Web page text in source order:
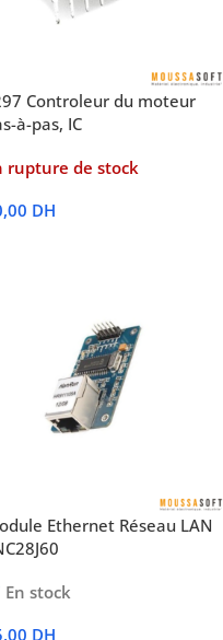
Controleur du moteur
à-pas, IC
rupture de stock
DH
Ethernet Réseau LAN
En stock
DH